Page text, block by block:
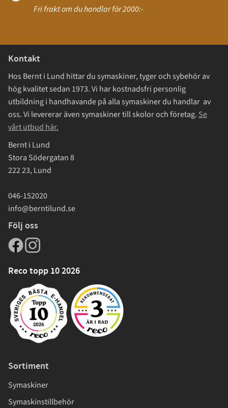
Fri frakt om du handlar för 2000:-
Kontakt
Hos Bernt i Lund hittar du symaskiner, tyger och sybehör av
hög kvalitet sedan 1973. Vi har kostnadsfri personlig
utbildning i handhavande på alla symaskiner du handlar av
oss. Vi levererar även symaskiner till skolor och företag. Se
vårt utbud här.
Bernt i Lund
Stora Södergatan 8
222 23, Lund
046-152020
info@berntilund.se
Följ oss
Reco topp 10 2026
Sortiment
Symaskiner
Symaskinstillbehör